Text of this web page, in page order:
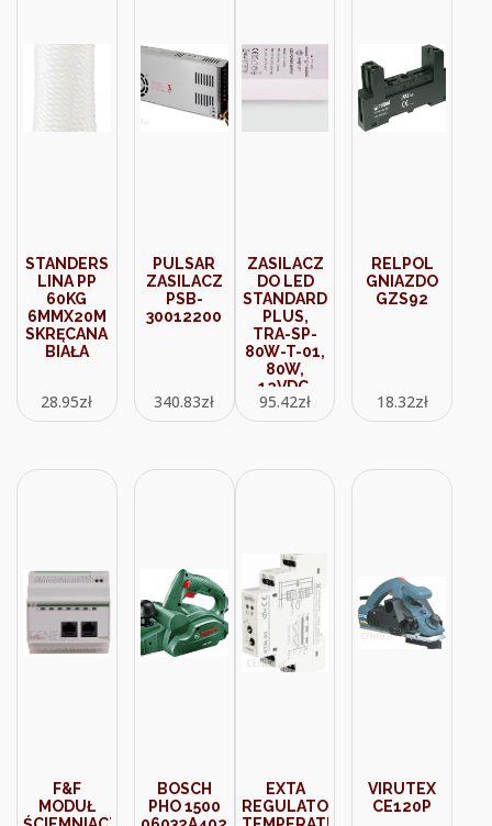
STANDERS
LINA PP
60KG
6MMX20M
SKRĘCANA
BIAŁA
28.95zł
PULSAR
ZASILACZ
PSB-
30012200
340.83zł
ZASILACZ
DO LED
STANDARD
PLUS,
TRA-SP-
80W-T-01,
80W,
12VDC,
BEZ
PRZEWODÓW,
LIGHT
95.42zł
RELPOL
GNIAZDO
GZS92
18.32zł
F&F
MODUŁ
BOSCH
PHO 1500
EXTA
REGULATOR
VIRUTEX
CE120P